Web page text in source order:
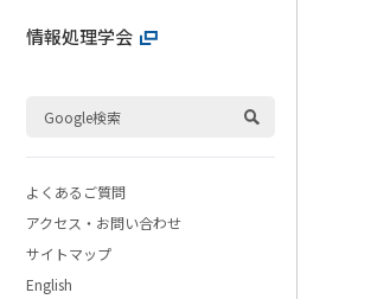
情報処理学会
よくあるご質問
アクセス・お問い合わせ
サイトマップ
English